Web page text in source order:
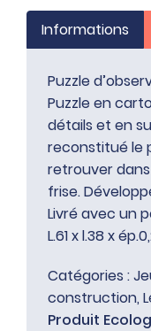
Informations
Puzzle
Puzzle en
détails et en
reconstitué le
retrouver dans
frise.
Livré avec un
L.61 x l.38 x
Catégories :
construction,
Produit